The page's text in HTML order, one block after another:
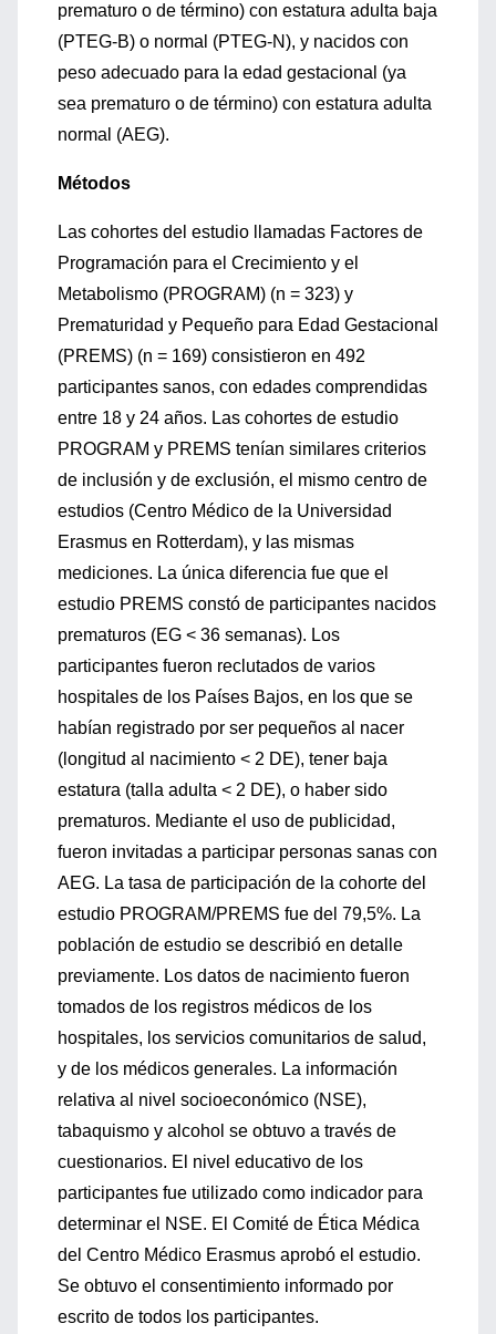
prematuro o de término) con estatura adulta baja
(PTEG-B) o normal (PTEG-N), y nacidos con
peso adecuado para la edad gestacional (ya
sea prematuro o de término) con estatura adulta
normal (AEG).
Métodos
Las cohortes del estudio llamadas Factores de
Programación para el Crecimiento y el
Metabolismo (PROGRAM) (n = 323) y
Prematuridad y Pequeño para Edad Gestacional
(PREMS) (n = 169) consistieron en 492
participantes sanos, con edades comprendidas
entre 18 y 24 años. Las cohortes de estudio
PROGRAM y PREMS tenían similares criterios
de inclusión y de exclusión, el mismo centro de
estudios (Centro Médico de la Universidad
Erasmus en Rotterdam), y las mismas
mediciones. La única diferencia fue que el
estudio PREMS constó de participantes nacidos
prematuros (EG < 36 semanas). Los
participantes fueron reclutados de varios
hospitales de los Países Bajos, en los que se
habían registrado por ser pequeños al nacer
(longitud al nacimiento < 2 DE), tener baja
estatura (talla adulta < 2 DE), o haber sido
prematuros. Mediante el uso de publicidad,
fueron invitadas a participar personas sanas con
AEG. La tasa de participación de la cohorte del
estudio PROGRAM/PREMS fue del 79,5%. La
población de estudio se describió en detalle
previamente. Los datos de nacimiento fueron
tomados de los registros médicos de los
hospitales, los servicios comunitarios de salud,
y de los médicos generales. La información
relativa al nivel socioeconómico (NSE),
tabaquismo y alcohol se obtuvo a través de
cuestionarios. El nivel educativo de los
participantes fue utilizado como indicador para
determinar el NSE. El Comité de Ética Médica
del Centro Médico Erasmus aprobó el estudio.
Se obtuvo el consentimiento informado por
escrito de todos los participantes.